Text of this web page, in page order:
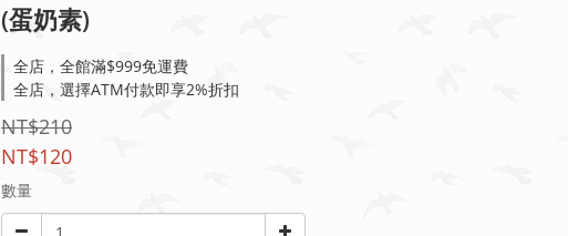
(蛋奶素)
全店，全館滿$999免運費
全店，選擇ATM付款即享2%折扣
NT$210
NT$120
數量